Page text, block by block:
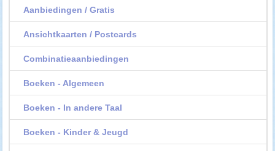
Aanbiedingen / Gratis
Ansichtkaarten / Postcards
Combinatieaanbiedingen
Boeken - Algemeen
Boeken - In andere Taal
Boeken - Kinder & Jeugd